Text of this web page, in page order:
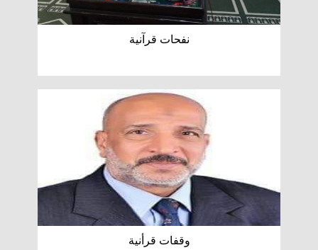
نفحات قرآنية
وقفات قرأنية